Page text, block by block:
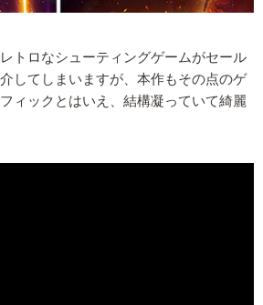
トロなシューティングゲームがセール
してしまいますが、本作もその点のゲ
ィックとはいえ、結構凝っていて綺麗